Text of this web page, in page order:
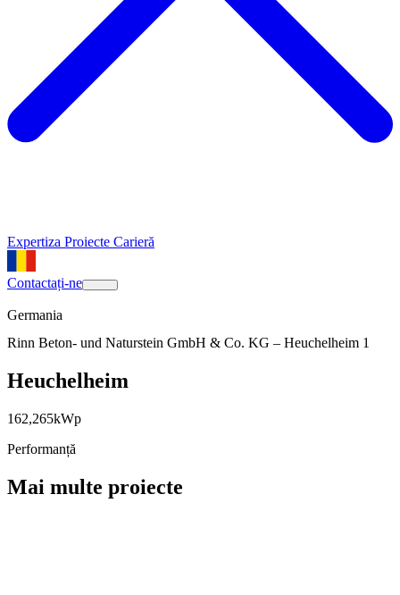
Expertiza Proiecte Carieră
Contactați-ne
Germania
Rinn Beton- und Naturstein GmbH & Co. KG – Heuchelheim 1
Heuchelheim
162,265kWp
Performanță
Mai multe proiecte